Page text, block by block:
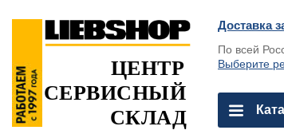
Доставка
По всей
Выберите
ЦЕНТР
СЕРВИСНЫЙ
СКЛАД